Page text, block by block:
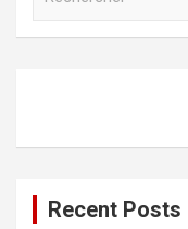
h
Recent Posts